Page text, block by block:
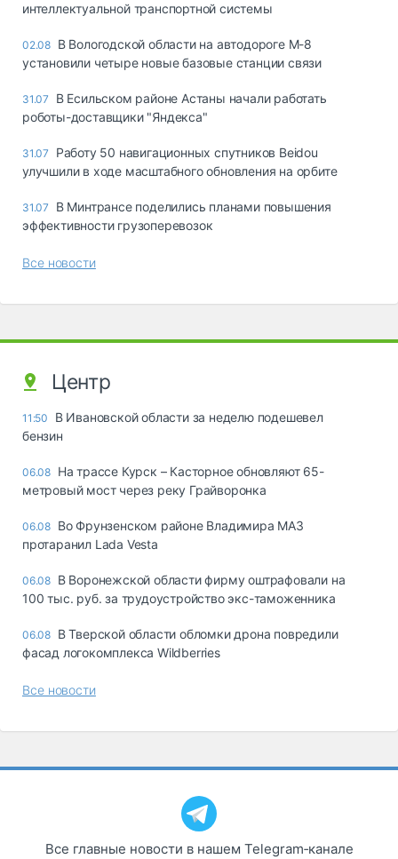
интеллектуальной транспортной системы
02.08 В Вологодской области на автодороге М-8
установили четыре новые базовые станции связи
31.07
В Есильском районе Астаны начали работать
роботы-доставщики "Яндекса"
31.07
Работу 50 навигационных спутников Beidou
улучшили в ходе масштабного обновления на орбите
31.07
В Минтрансе поделились планами повышения
эффективности грузоперевозок
Все новости
Центр
11:50
В Ивановской области за неделю подешевел
бензин
06.08 На трассе Курск – Касторное обновляют 65-
метровый мост через реку Грайворонка
06.08 Во Фрунзенском районе Владимира МАЗ
протаранил Lada Vesta
06.08 В Воронежской области фирму оштрафовали на
100 тыс. руб. за трудоустройство экс-таможенника
06.08 В Тверской области обломки дрона повредили
фасад логокомплекса Wildberries
Все новости
Все главные новости в нашем Telegram‑канале